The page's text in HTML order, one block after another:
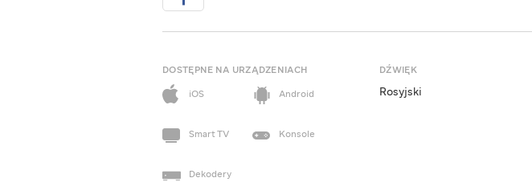
DOSTĘPNE NA URZĄDZENIACH
iOS
Android
Smart TV Konsole
Dekodery
DŹWIĘK
Rosyjski